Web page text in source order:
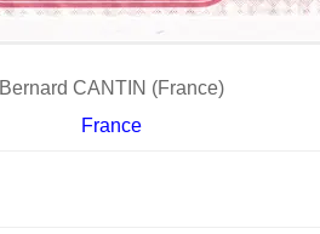
Bernard CANTIN (France)
France